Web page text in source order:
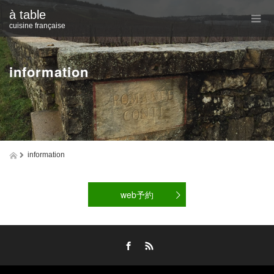
à table
cuisine française
information
information
web予約